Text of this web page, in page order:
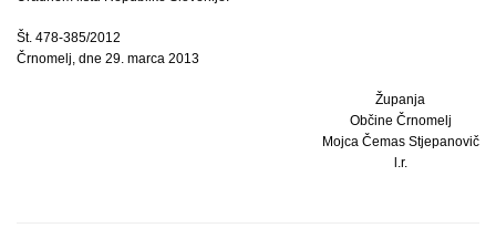
Št. 478-385/2012
Črnomelj, dne 29. marca 2013
Županja
Občine Črnomelj
Mojca Čemas Stjepanovič
l.r.